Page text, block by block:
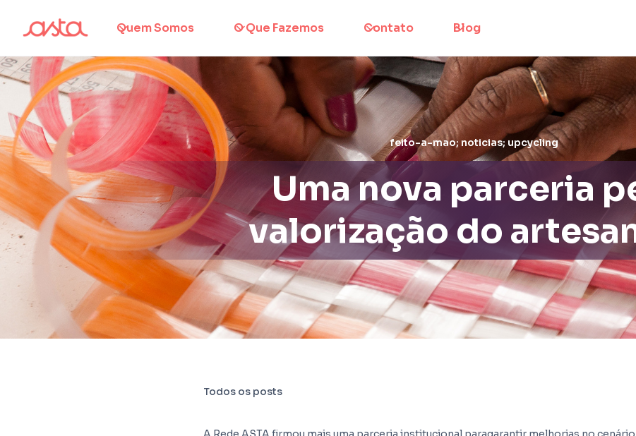
Quem Somos O Que Fazemos Contato Blog
feito-a-mao; noticias; upcycling
Uma nova parceria
valorização do
Todos os posts